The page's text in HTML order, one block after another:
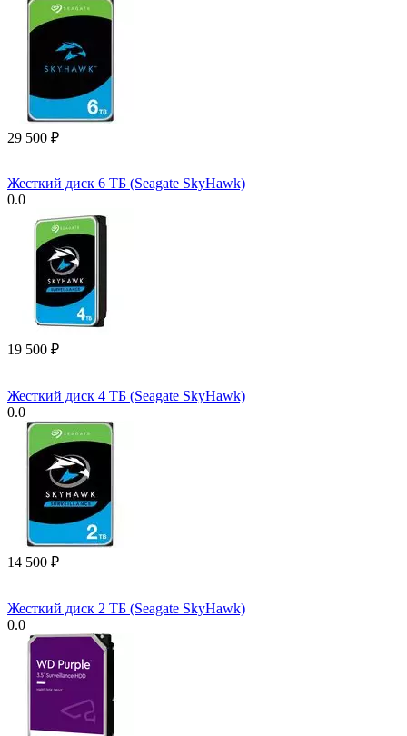
29 500 ₽
Жесткий диск 6 ТБ (Seagate SkyHawk)
0.0
19 500 ₽
Жесткий диск 4 ТБ (Seagate SkyHawk)
0.0
14 500 ₽
Жесткий диск 2 ТБ (Seagate SkyHawk)
0.0